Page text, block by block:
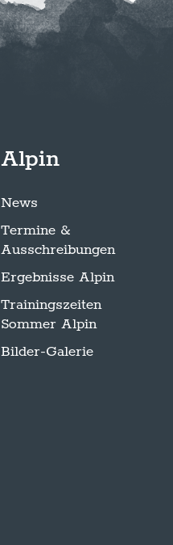
Alpin
News
Termine &
Ausschreibungen
Ergebnisse Alpin
Trainingszeiten
Sommer Alpin
Bilder-Galerie